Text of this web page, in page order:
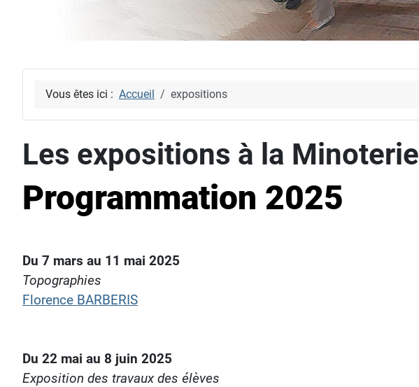
Vous êtes ici : Accueil expositions
Les expositions à la Minoterie
Programmation 2025
Du 7 mars au 11 mai 2025
Topographies
Florence BARBERIS
Du 22 mai au 8 juin 2025
Exposition des travaux des élèves